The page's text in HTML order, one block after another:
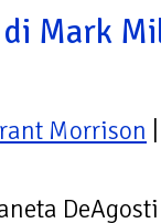
di Mark
Morrison